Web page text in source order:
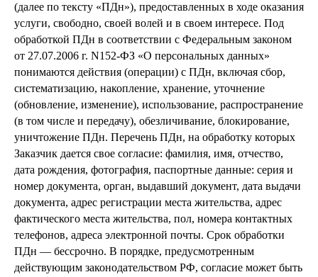
(далее по тексту «ПДн»), предоставленных в ходе оказания
услуги, свободно, своей волей и в своем интересе. Под
обработкой ПДн в соответствии с Федеральным законом
от 27.07.2006 г. N152-ФЗ «О персональных данных»
понимаются действия (операции) с ПДн, включая сбор,
систематизацию, накопление, хранение, уточнение
(обновление, изменение), использование, распространение
(в том числе и передачу), обезличивание, блокирование,
уничтожение ПДн. Перечень ПДн, на обработку которых
Заказчик дается свое согласие: фамилия, имя, отчество,
дата рождения, фотография, паспортные данные: серия и
номер документа, орган, выдавший документ, дата выдачи
документа, адрес регистрации места жительства, адрес
фактического места жительства, пол, номера контактных
телефонов, адреса электронной почты. Срок обработки
ПДн — бессрочно. В порядке, предусмотренным
действующим законодательством РФ, согласие может быть